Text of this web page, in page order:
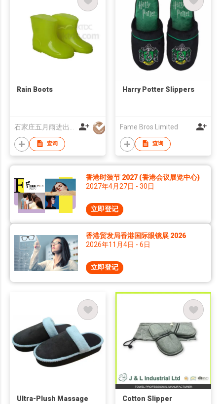
Rain Boots
查询
Harry Potter Slippers
Fame Bros Limited
查询
香港时装节 2027 (香港会议展览中心)
2027年4月27日 - 30日
立即登记
香港贸发局香港国际眼镜展 2026
2026年11月4日 - 6日
立即登记
Ultra-Plush Massage
Cotton Slipper